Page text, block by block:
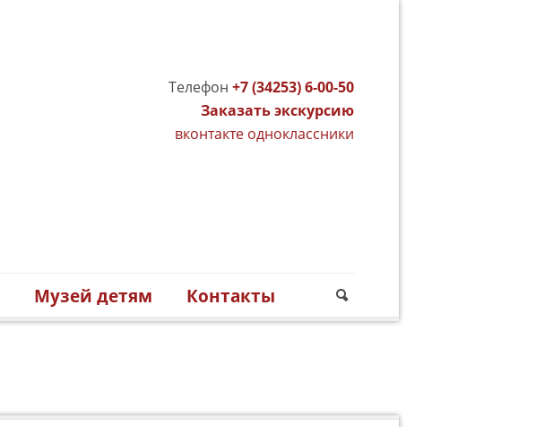
Телефон +7 (34253) 6-00-50
Заказать экскурсию
вконтакте одноклассники
Музей детям Контакты